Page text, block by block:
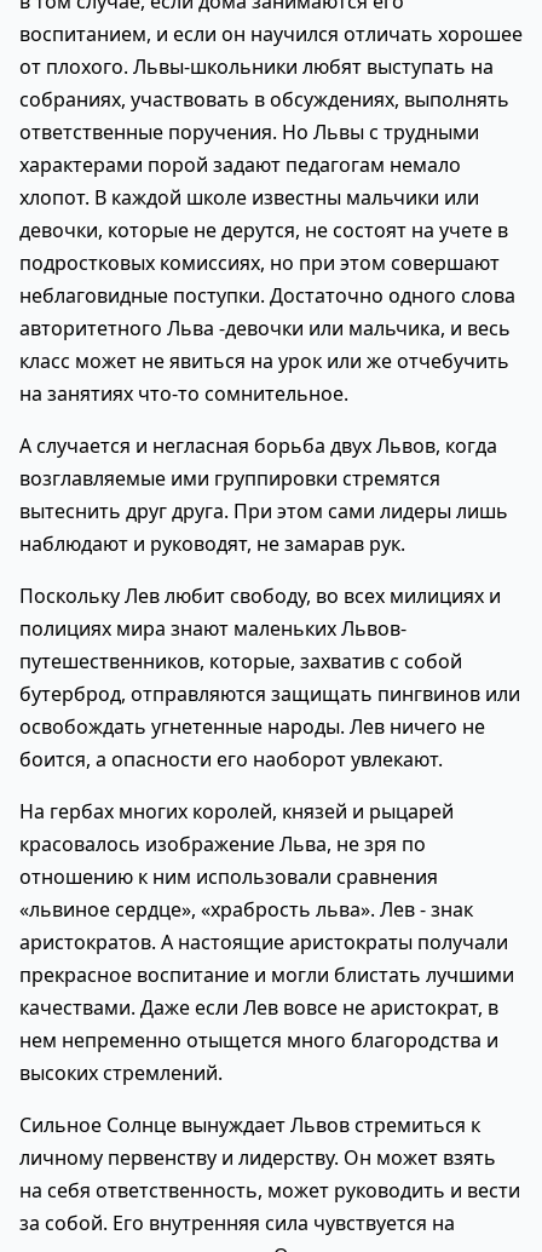
воспитанием, и если он научился отличать хорошее
от плохого. Львы-школьники любят выступать на
собраниях, участвовать в обсуждениях, выполнять
ответственные поручения. Но Львы с трудными
характерами порой задают педагогам немало
хлопот. В каждой школе известны мальчики или
девочки, которые не дерутся, не состоят на учете в
подростковых комиссиях, но при этом совершают
неблаговидные поступки. Достаточно одного слова
авторитетного Льва -девочки или мальчика, и весь
класс может не явиться на урок или же отчебучить
на занятиях что-то сомнительное.
А случается и негласная борьба двух Львов, когда
возглавляемые ими группировки стремятся
вытеснить друг друга. При этом сами лидеры лишь
наблюдают и руководят, не замарав рук.
Поскольку Лев любит свободу, во всех милициях и
полициях мира знают маленьких Львов-
путешественников, которые, захватив с собой
бутерброд, отправляются защищать пингвинов или
освобождать угнетенные народы. Лев ничего не
боится, а опасности его наоборот увлекают.
На гербах многих королей, князей и рыцарей
красовалось изображение Льва, не зря по
отношению к ним использовали сравнения
«львиное сердце», «храбрость льва». Лев - знак
аристократов. А настоящие аристократы получали
прекрасное воспитание и могли блистать лучшими
качествами. Даже если Лев вовсе не аристократ, в
нем непременно отыщется много благородства и
высоких стремлений.
Сильное Солнце вынуждает Львов стремиться к
личному первенству и лидерству. Он может взять
на себя ответственность, может руководить и вести
за собой. Его внутренняя сила чувствуется на